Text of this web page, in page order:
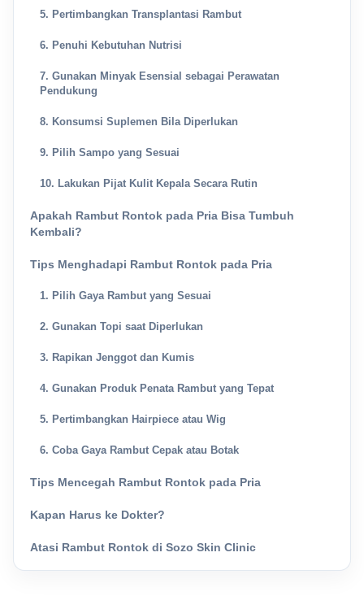
5. Pertimbangkan Transplantasi Rambut
6. Penuhi Kebutuhan Nutrisi
7. Gunakan Minyak Esensial sebagai Perawatan
Pendukung
8. Konsumsi Suplemen Bila Diperlukan
9. Pilih Sampo yang Sesuai
10. Lakukan Pijat Kulit Kepala Secara Rutin
Apakah Rambut Rontok pada Pria Bisa Tumbuh
Kembali?
Tips Menghadapi Rambut Rontok pada Pria
1. Pilih Gaya Rambut yang Sesuai
2. Gunakan Topi saat Diperlukan
3. Rapikan Jenggot dan Kumis
4. Gunakan Produk Penata Rambut yang Tepat
5. Pertimbangkan Hairpiece atau Wig
6. Coba Gaya Rambut Cepak atau Botak
Tips Mencegah Rambut Rontok pada Pria
Kapan Harus ke Dokter?
Atasi Rambut Rontok di Sozo Skin Clinic